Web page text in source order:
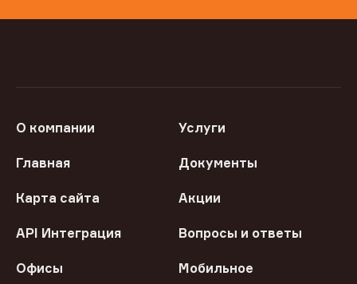
О компании Услуги
Главная Документы
Карта сайта Акции
API Интеграция Вопросы и ответы
Офисы
Мобильное